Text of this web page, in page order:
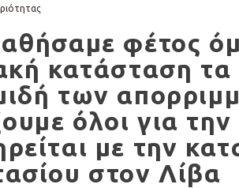
φέτος
κατάσταση
των
όλοι για
με την
στον Λίβα